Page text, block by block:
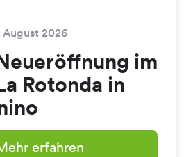
August 2026
im
Rotonda in
erfahren